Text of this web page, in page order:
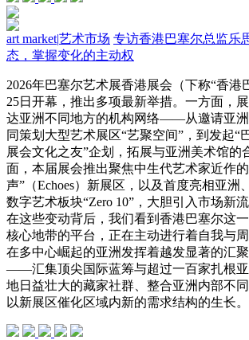
art market|艺术市场 专访香港巴塞尔总监乐
态，掌握变化的主动权
2026年巴塞尔艺术展香港展会（下称“香港
25日开幕，推出多项最新举措。一方面，
达亚洲不同地方的机构网络——从邀请亚
同策划大型艺术展区“艺聚空间”，到发起“
展会文化之友”企划，拓展与亚洲美术馆的
面，本届展会推出聚焦中生代艺术家近作的
声”（Echoes）新展区，以及首度亮相亚洲
数字艺术板块“Zero 10”，大胆引入市场新
在这些变动背后，我们看到香港巴塞尔这
核心地带的平台，正在主动进行着自我与
在多中心崛起的亚洲发挥着越发显著的汇
——汇集顶尖国际蓝筹与超过一百家扎根
地日益壮大的藏家社群、整合亚洲内部不同
以新展区催化区域内新的需求结构的生长。